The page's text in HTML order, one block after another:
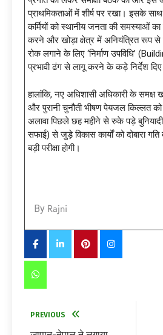
प्राथमिकताओं में शीर्ष पर रखा। इसके साथ
कर्मियों को स्थानीय जनता की समस्याओं का
करने और खोड़ा क्षेत्र में अनियंत्रित रूप से
रोक लगाने के लिए ‘निर्माण उपविधि’
प्रभावी ढंग से लागू करने के कड़े निर्देश
हालांकि, नए अधिशासी अधिकारी के समक्ष
और पुरानी चुनौती भीषण पेयजल किल्लत
अलावा पिछले छह महीने से रुके पड़े
सफाई) से जुड़े विकास कार्यों को दोबारा
बड़ी परीक्षा होगी।
By Rajni
PREVIOUS